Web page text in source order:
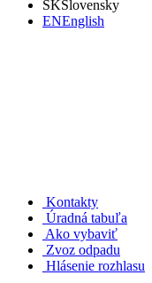
SKSlovensky
ENEnglish
Kontakty
Úradná tabuľa
Ako vybaviť
Zvoz odpadu
Hlásenie rozhlasu